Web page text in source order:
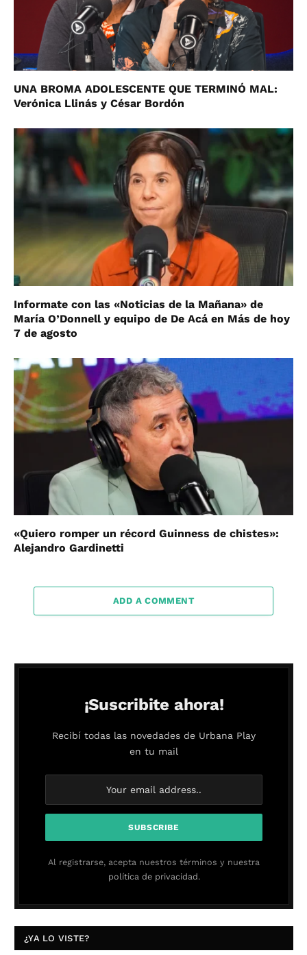
UNA BROMA ADOLESCENTE QUE TERMINÓ MAL:
Verónica Llinás y César Bordón
Informate con las «Noticias de la Mañana» de
María O’Donnell y equipo de De Acá en Más de hoy
7 de agosto
«Quiero romper un récord Guinness de chistes»:
Alejandro Gardinetti
ADD A COMMENT
¡Suscribite ahora!
Recibí todas las novedades de Urbana Play
en tu mail
Al registrarse, acepta nuestros términos y nuestra
política de privacidad.
¿YA LO VISTE?